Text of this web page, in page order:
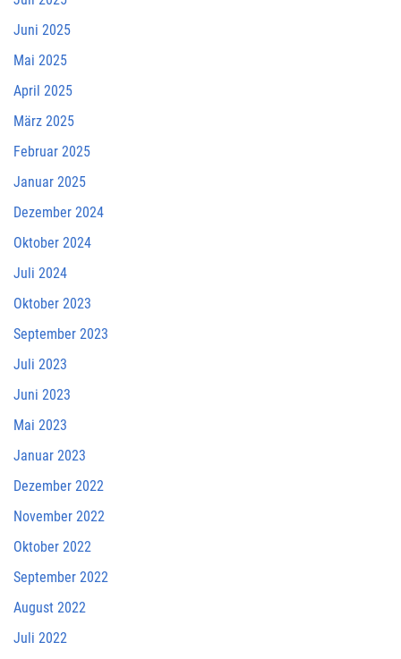
Juni 2025
Mai 2025
April 2025
März 2025
Februar 2025
Januar 2025
Dezember 2024
Oktober 2024
Juli 2024
Oktober 2023
September 2023
Juli 2023
Juni 2023
Mai 2023
Januar 2023
Dezember 2022
November 2022
Oktober 2022
September 2022
August 2022
Juli 2022